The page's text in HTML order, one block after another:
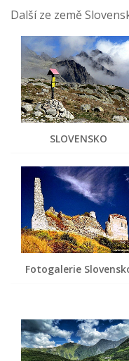
Další ze země
SLOVENSKO
Fotogalerie